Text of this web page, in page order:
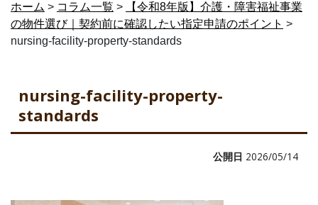
ホーム > コラム一覧 >
【令和8年版】介護・障害福祉事業
の物件選び｜契約前に確認したい指定申請のポイント >
nursing-facility-property-standards
nursing-facility-property-
standards
公開日 2026/05/14